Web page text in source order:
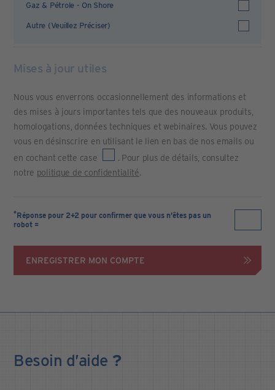
Gaz & Pétrole - On Shore
Autre (Veuillez Préciser)
Mises à jour utiles
Nous vous enverrons occasionnellement des informations et
des mises à jours importantes tels que des nouveaux produits,
homologations, données techniques et webinaires. Vous pouvez
vous en désinscrire en utilisant le lien en bas de nos emails ou
en cochant cette case
. Pour plus de détails, consultez
notre politique de confidentialité.
*Réponse pour 2+2 pour confirmer que vous n’êtes pas un
robot =
ENREGISTRER MON COMPTE
Besoin d’aide ?